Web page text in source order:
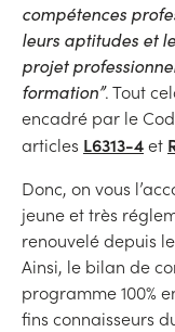
compétences
leurs aptitudes et
projet
formation”. Tout
encadré par le
articles L6313-4et
Donc, on vous
jeune et très
renouvelé depuis
Ainsi, le bilan de
programme 100%
fins connaisseurs